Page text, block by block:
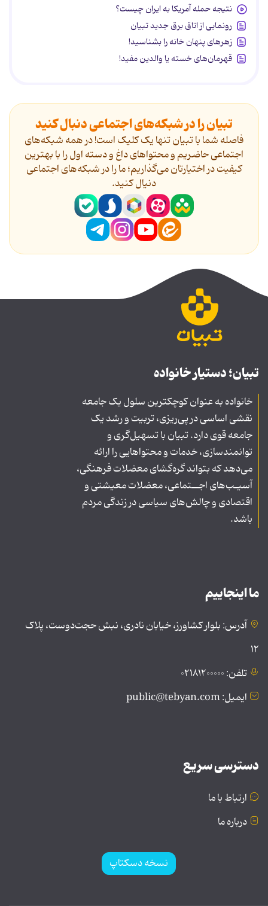
نتیجه حمله آمریکا به ایران چیست؟
رونمایی از اتاق برق جدید تبیان
زهرهای پنهان خانه را بشناسید!
قهرمان‌های خسته یا والدین مفید!
تبیان را در شبکه‌های اجتماعی دنبال کنید
فاصله شما با تبیان تنها یک کلیک است! در همه شبکه‌های
اجتماعی حاضریم و محتواهای داغ و دسته اول را با بهترین
کیفیت در اختیارتان می‌گذاریم؛ ما را در شبکه‌های اجتماعی
دنیال کنید.
تبیان؛ دستیار خانواده
خانواده به عنوان کوچکترین سلول یک جامعه
نقشی اساسی در پی‌ریزی، تربیت و رشد یک
جامعه قوی دارد. تبیان با تسهیل‌گری و
توانمندسازی، خدمات و محتواهایی را ارائه
می‌دهد که بتواند گره‌گشای معضلات فرهنگی،
آسیـب‌های اجــتماعی، معضلات معیشتی و
اقتصادی و چالش‌های سیاسی در زندگی مردم
باشد.
ما اینجاییم
آدرس: بلوار کشاورز، خیابان نادری، نبش حجت‌دوست، پلاک
۱۲
تلفن: ۰۲۱۸۱۲۰۰۰۰۰
ایمیل: public@tebyan.com
دسترسی سریع
ارتباط با ما
درباره ما
نسخه دسکتاپ